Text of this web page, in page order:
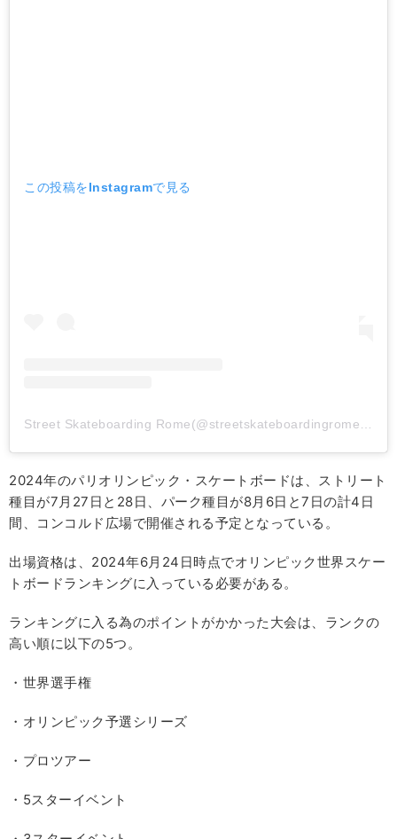
この投稿をInstagramで見る
Street Skateboarding Rome(@streetskateboardingrome)がシェアした投稿
2024年のパリオリンピック・スケートボードは、ストリート
種目が7月27日と28日、パーク種目が8月6日と7日の計4日
間、コンコルド広場で開催される予定となっている。
出場資格は、2024年6月24日時点でオリンピック世界スケー
トボードランキングに入っている必要がある。
ランキングに入る為のポイントがかかった大会は、ランクの
高い順に以下の5つ。
・世界選手権
・オリンピック予選シリーズ
・プロツアー
・5スターイベント